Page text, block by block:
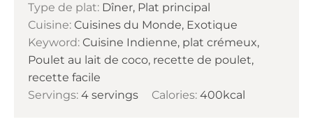
Type de plat: Dîner, Plat principal
Cuisine: Cuisines du Monde, Exotique
Keyword: Cuisine Indienne, plat crémeux,
Poulet au lait de coco, recette de poulet,
recette facile
Servings: 4 servings Calories:400kcal